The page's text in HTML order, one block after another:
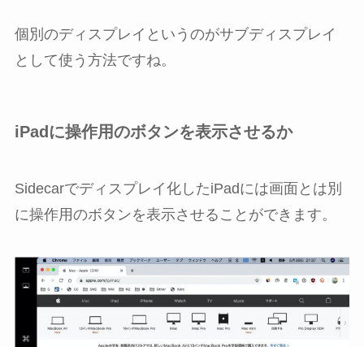
個別のディスプレイというのがサブディスプレイ
として使う方法ですね。
iPadに操作用のボタンを表示させるか
Sidecarでディスプレイ化したiPadには画面とは別
に操作用のボタンを表示させることができます。